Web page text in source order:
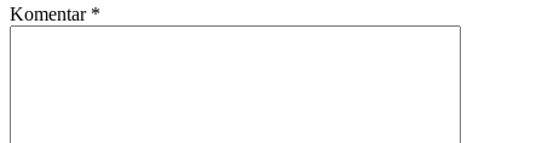
Komentar *